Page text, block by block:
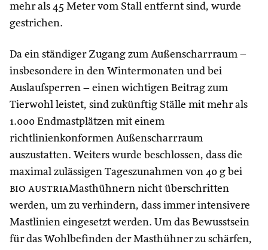
mehr als 45 Meter vom Stall entfernt sind, wurde
gestrichen.
Da ein ständiger Zugang zum Außenscharrraum –
insbesondere in den Wintermonaten und bei
Auslaufsperren – einen wichtigen Beitrag zum
Tierwohl leistet, sind zukünftig Ställe mit mehr als
1.000 Endmastplätzen mit einem
richtlinienkonformen Außenscharrraum
auszustatten. Weiters wurde beschlossen, dass die
maximal zulässigen Tageszunahmen von 40 g bei
bio austriaMasthühnern nicht überschritten
werden, um zu verhindern, dass immer intensivere
Mastlinien eingesetzt werden. Um das Bewusstsein
für das Wohlbefinden der Masthühner zu schärfen,